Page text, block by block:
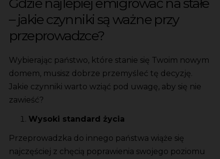
– jakie czynniki są ważne przy
przeprowadzce?
Wybierając państwo, które stanie się Twoim nowym
domem, musisz dobrze przemyśleć tę decyzję.
Jakie czynniki warto wziąć pod uwagę, aby się nie
zawieść?
Wysoki standard życia
Przeprowadzka do innego państwa wiąże się
najczęściej z chęcią poprawienia swojego poziomu